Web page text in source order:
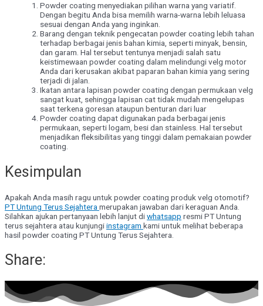
Powder coating menyediakan pilihan warna yang variatif.
Dengan begitu Anda bisa memilih warna-warna lebih leluasa
sesuai dengan Anda yang inginkan.
Barang dengan teknik pengecatan powder coating lebih tahan
terhadap berbagai jenis bahan kimia, seperti minyak, bensin,
dan garam. Hal tersebut tentunya menjadi salah satu
keistimewaan powder coating dalam melindungi velg motor
Anda dari kerusakan akibat paparan bahan kimia yang sering
terjadi di jalan.
Ikatan antara lapisan powder coating dengan permukaan velg
sangat kuat, sehingga lapisan cat tidak mudah mengelupas
saat terkena goresan ataupun benturan dari luar
Powder coating dapat digunakan pada berbagai jenis
permukaan, seperti logam, besi dan stainless. Hal tersebut
menjadikan fleksibilitas yang tinggi dalam pemakaian powder
coating.
Kesimpulan
Apakah Anda masih ragu untuk powder coating produk velg otomotif?
PT Untung Terus Sejahtera merupakan jawaban dari keraguan Anda.
Silahkan ajukan pertanyaan lebih lanjut diwhatsapp resmi PT Untung
terus sejahtera atau kunjungiinstagram kami untuk melihat beberapa
hasil powder coating PT Untung Terus Sejahtera.
Share: